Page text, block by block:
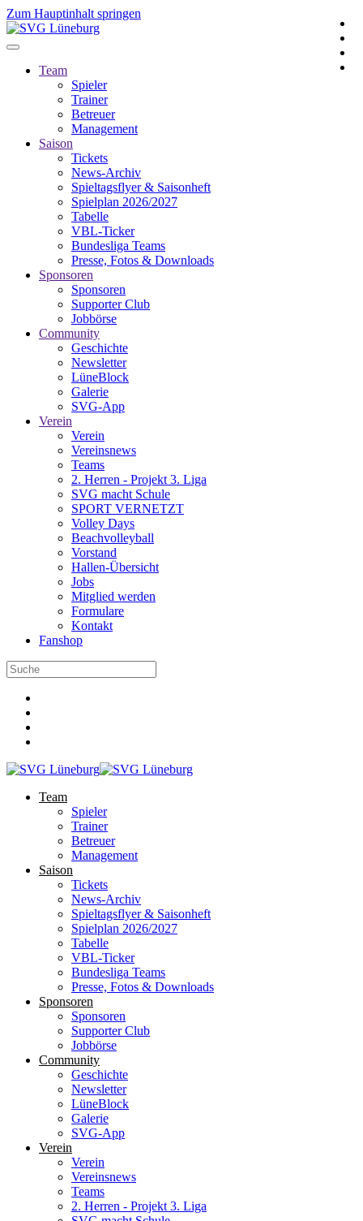
Zum Hauptinhalt springen
Team
Spieler
Trainer
Betreuer
Management
Saison
Tickets
News-Archiv
Spieltagsflyer & Saisonheft
Spielplan 2026/2027
Tabelle
VBL-Ticker
Bundesliga Teams
Presse, Fotos & Downloads
Sponsoren
Sponsoren
Supporter Club
Jobbörse
Community
Geschichte
Newsletter
LüneBlock
Galerie
SVG-App
Verein
Verein
Vereinsnews
Teams
2. Herren - Projekt 3. Liga
SVG macht Schule
SPORT VERNETZT
Volley Days
Beachvolleyball
Vorstand
Hallen-Übersicht
Jobs
Mitglied werden
Formulare
Kontakt
Fanshop
Team
Spieler
Trainer
Betreuer
Management
Saison
Tickets
News-Archiv
Spieltagsflyer & Saisonheft
Spielplan 2026/2027
Tabelle
VBL-Ticker
Bundesliga Teams
Presse, Fotos & Downloads
Sponsoren
Sponsoren
Supporter Club
Jobbörse
Community
Geschichte
Newsletter
LüneBlock
Galerie
SVG-App
Verein
Verein
Vereinsnews
Teams
2. Herren - Projekt 3. Liga